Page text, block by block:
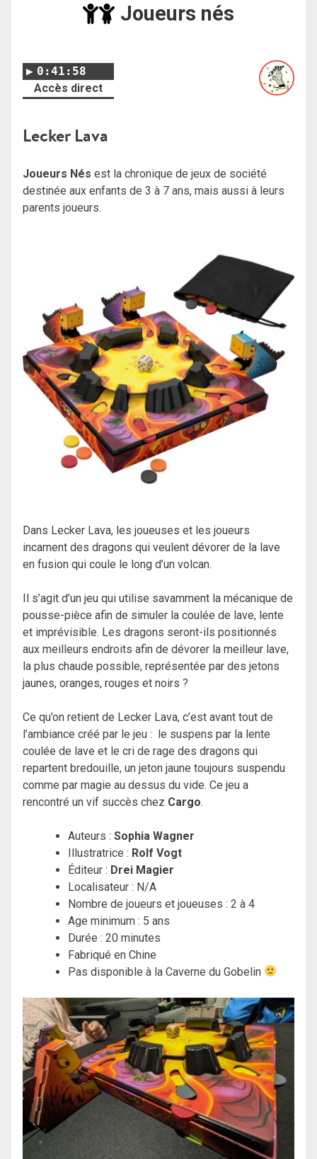
Joueurs nés
0:41:58
Accès direct
Lecker Lava
Joueurs Nés est la chronique de jeux de société
destinée aux enfants de 3 à 7 ans, mais aussi à leurs
parents joueurs.
Dans Lecker Lava, les joueuses et les joueurs
incarnent des dragons qui veulent dévorer de la lave
en fusion qui coule le long d’un volcan.
Il s’agit d’un jeu qui utilise savamment la mécanique de
pousse-pièce afin de simuler la coulée de lave, lente
et imprévisible. Les dragons seront-ils positionnés
aux meilleurs endroits afin de dévorer la meilleur lave,
la plus chaude possible, représentée par des jetons
jaunes, oranges, rouges et noirs ?
Ce qu’on retient de Lecker Lava, c’est avant tout de
l’ambiance créé par le jeu : le suspens par la lente
coulée de lave et le cri de rage des dragons qui
repartent bredouille, un jeton jaune toujours suspendu
comme par magie au dessus du vide. Ce jeu a
rencontré un vif succès chez Cargo.
Auteurs : Sophia Wagner
Illustratrice : Rolf Vogt
Éditeur : Drei Magier
Localisateur : N/A
Nombre de joueurs et joueuses : 2 à 4
Age minimum : 5 ans
Durée : 20 minutes
Fabriqué en Chine
Pas disponible à la Caverne du Gobelin